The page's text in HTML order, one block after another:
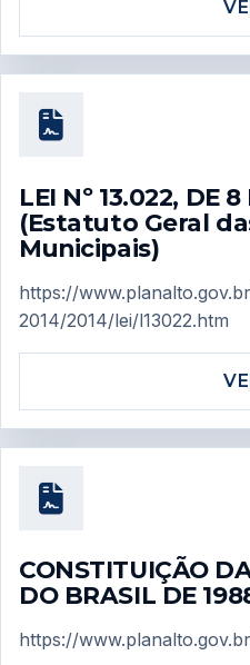
LEI Nº 13.022, DE
(Estatuto Geral
Municipais)
https://
2014/2014/lei/l13022.htm
CONSTITUIÇÃO
DO BRASIL DE
https://